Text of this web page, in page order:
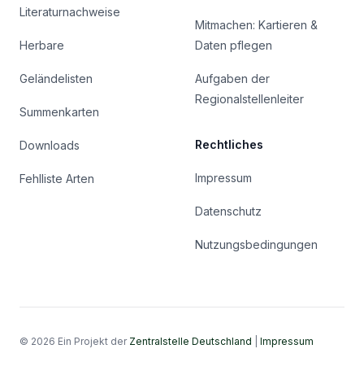
Literaturnachweise
Herbare
Geländelisten
Summenkarten
Downloads
Fehlliste Arten
Mitmachen: Kartieren &
Daten pflegen
Aufgaben der
Regionalstellenleiter
Rechtliches
Impressum
Datenschutz
Nutzungsbedingungen
© 2026 Ein Projekt der Zentralstelle Deutschland Impressum